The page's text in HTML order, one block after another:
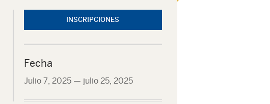
INSCRIPCIONES
Fecha
Julio 7, 2025— julio 25, 2025